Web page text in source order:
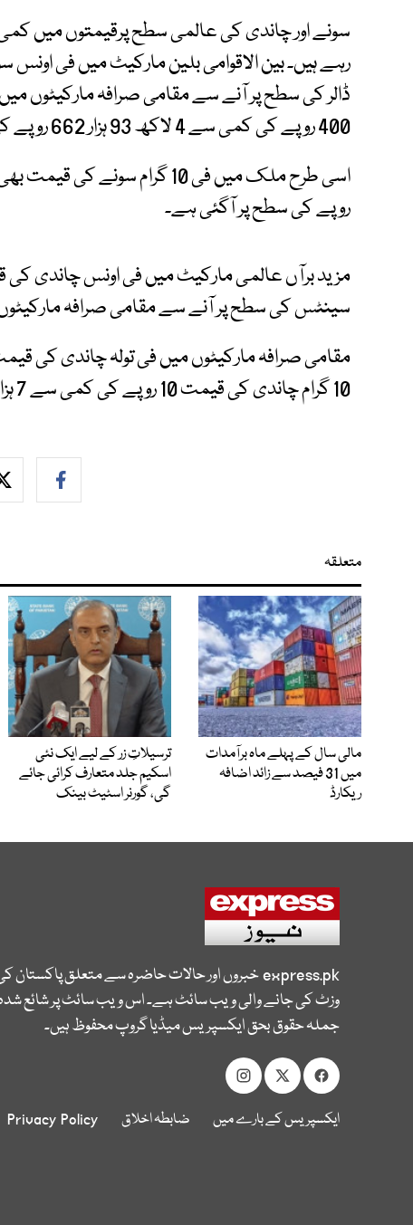
سونے اور چاندی کی عالمی سطح پرقیمتوں میں
ڈالر کی سطح پر آنے سے مقامی صرافہ مارکیٹوں
400 روپے کی کمی سے 4 لاکھ 93 ہزار 662 روپے کی سطح پر آگئی۔
روپے کی سطح پر آگئی ہے۔
سینٹس کی سطح پر آنے سے مقامی صرافہ
10 گرام چاندی کی قیمت 10 روپے کی کمی سے 7 ہزار 298 روپے کی سطح پر آگئی۔
متعلقہ
مالی سال کے پہلے ماہ برآمدات
میں 31 فیصد سے زائد اضافہ
ریکارڈ
ترسیلاتِ زر کے لیے ایک نئی
اسکیم جلد متعارف کرائی جائے
گی، گورنر اسٹیٹ بینک
express.pkخبروں اور حالات حاضرہ سے متعلق پاکستان
وزٹ کی جانے والی ویب سائٹ ہے۔ اس ویب سائٹ پر شائع
جملہ حقوق بحق ایکسپریس میڈیا گروپ محفوظ ہیں۔
ایکسپریس کے بارے میں ضابطہ اخلاق Privacy Policy